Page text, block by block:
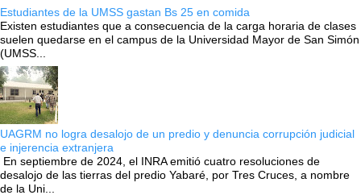
Estudiantes de la UMSS gastan Bs 25 en comida
Existen estudiantes que a consecuencia de la carga horaria de clases
suelen quedarse en el campus de la Universidad Mayor de San Simón
(UMSS...
UAGRM no logra desalojo de un predio y denuncia corrupción judicial
e injerencia extranjera
En septiembre de 2024, el INRA emitió cuatro resoluciones de
desalojo de las tierras del predio Yabaré, por Tres Cruces, a nombre
de la Uni...